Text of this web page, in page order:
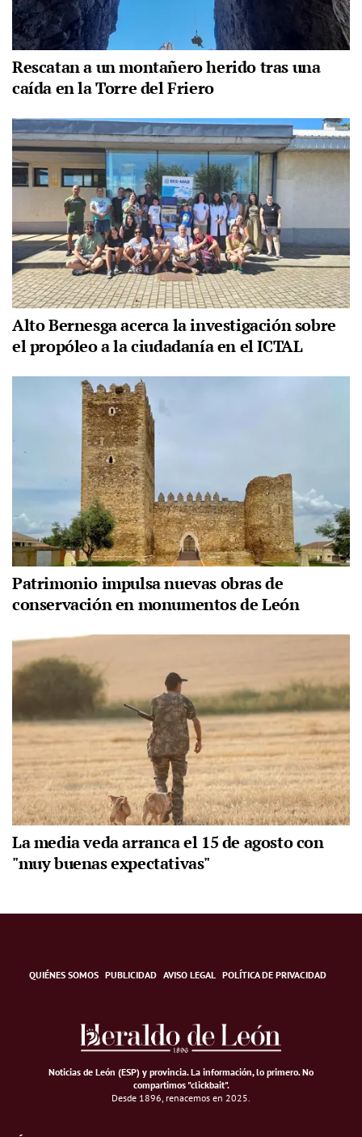
Rescatan a un montañero herido tras una
caída en la Torre del Friero
Alto Bernesga acerca la investigación sobre
el propóleo a la ciudadanía en el ICTAL
Patrimonio impulsa nuevas obras de
conservación en monumentos de León
La media veda arranca el 15 de agosto con
"muy buenas expectativas"
QUIÉNES SOMOS PUBLICIDAD AVISO LEGAL POLÍTICA DE PRIVACIDAD
Noticias de León (ESP) y provincia. La información, lo primero.No
compartimos "clickbait".
Desde 1896, renacemos en 2025.